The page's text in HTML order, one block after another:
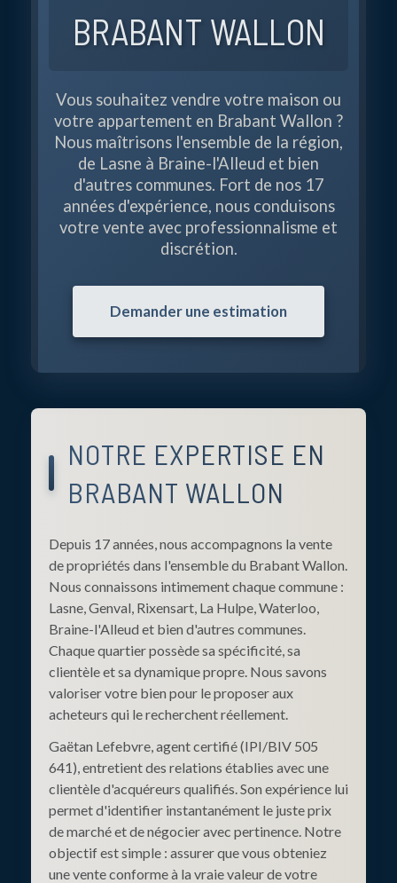
BRABANT WALLON
Vous souhaitez vendre votre maison ou
votre appartement en Brabant Wallon ?
Nous maîtrisons l'ensemble de la région,
de Lasne à Braine-l'Alleud et bien
d'autres communes. Fort de nos 17
années d'expérience, nous conduisons
votre vente avec professionnalisme et
discrétion.
Demander une estimation
NOTRE EXPERTISE EN
BRABANT WALLON
Depuis 17 années, nous accompagnons la vente
de propriétés dans l'ensemble du Brabant Wallon.
Nous connaissons intimement chaque commune :
Lasne, Genval, Rixensart, La Hulpe, Waterloo,
Braine-l'Alleud et bien d'autres communes.
Chaque quartier possède sa spécificité, sa
clientèle et sa dynamique propre. Nous savons
valoriser votre bien pour le proposer aux
acheteurs qui le recherchent réellement.
Gaëtan Lefebvre, agent certifié (IPI/BIV 505
641), entretient des relations établies avec une
clientèle d'acquéreurs qualifiés. Son expérience lui
permet d'identifier instantanément le juste prix
de marché et de négocier avec pertinence. Notre
objectif est simple : assurer que vous obteniez
une vente conforme à la vraie valeur de votre